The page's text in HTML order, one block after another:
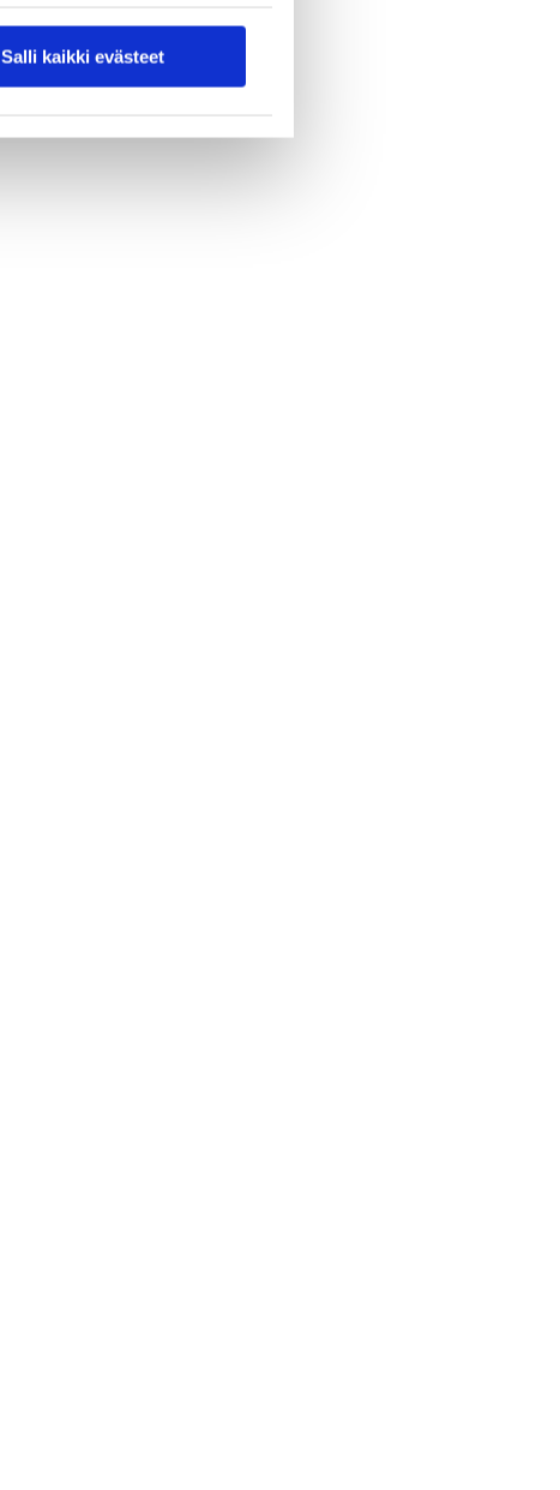
Salli kaikki evästeet